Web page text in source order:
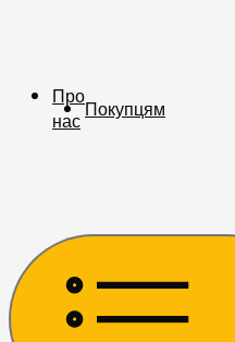
Про
нас Покупцям